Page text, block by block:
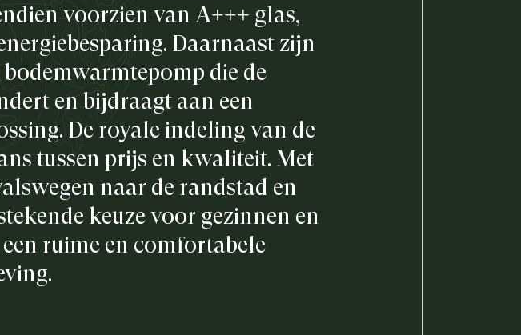
voorzien van A+++ glas,
Daarnaast zijn
die de
en bijdraagt aan een
De royale indeling van de
tussen prijs en kwaliteit. Met
naar de randstad en
keuze voor gezinnen en
ruime en comfortabele